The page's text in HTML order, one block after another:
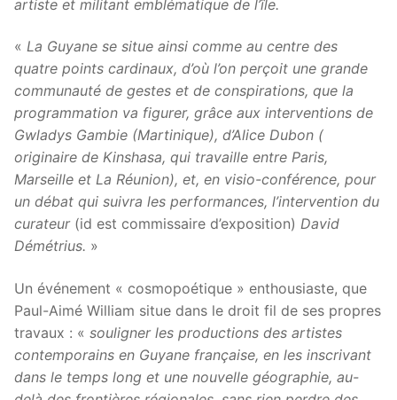
artiste et militant emblématique de l’île.
« La Guyane se situe ainsi comme au centre des
quatre points cardinaux, d’où l’on perçoit une grande
communauté de gestes et de conspirations, que la
programmation va figurer, grâce aux interventions de
Gwladys Gambie (Martinique), d’Alice Dubon (
originaire de Kinshasa, qui travaille entre Paris,
Marseille et La Réunion), et, en visio-conférence, pour
un débat qui suivra les performances, l’intervention du
curateur (id est commissaire d’exposition) David
Démétrius. »
Un événement « cosmopoétique » enthousiaste, que
Paul-Aimé William situe dans le droit fil de ses propres
travaux : « souligner les productions des artistes
contemporains en Guyane française, en les inscrivant
dans le temps long et une nouvelle géographie, au-